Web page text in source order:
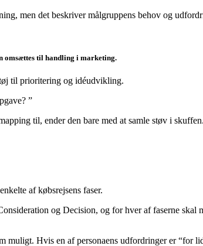
men det beskriver målgruppens behov og
omsættes til handling i marketing.
til prioritering og idéudvikling.
”
til, ender den bare med at samle støv i
af købsrejsens faser.
og Decision, og for hver af faserne
muligt. Hvis en af personaens udfordringer er “for